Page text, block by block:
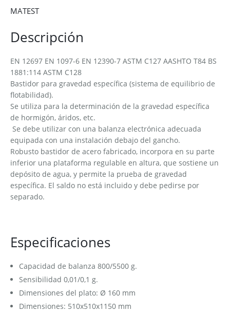
MATEST
Descripción
EN 12697 EN 1097-6 EN 12390-7 ASTM C127 AASHTO T84 BS
1881:114 ASTM C128
Bastidor para gravedad específica (sistema de equilibrio de
flotabilidad).
Se utiliza para la determinación de la gravedad específica
de hormigón, áridos, etc.
Se debe utilizar con una balanza electrónica adecuada
equipada con una instalación debajo del gancho.
Robusto bastidor de acero fabricado, incorpora en su parte
inferior una plataforma regulable en altura, que sostiene un
depósito de agua, y permite la prueba de gravedad
específica. El saldo no está incluido y debe pedirse por
separado.
Especificaciones
Capacidad de balanza 800/5500 g.
Sensibilidad 0,01/0,1 g.
Dimensiones del plato: Ø 160 mm
Dimensiones: 510x510x1150 mm